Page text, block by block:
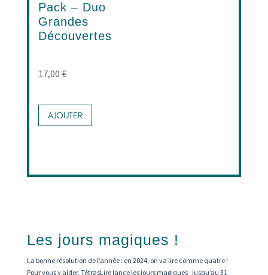
Pack – Duo
Grandes
Découvertes
17,00 €
AJOUTER
Les jours magiques !
La bonne résolution de l’année : en 2024, on va lire comme quatre !
Pour vous y aider, TétrasLire lance les jours magiques : jusqu’au 31